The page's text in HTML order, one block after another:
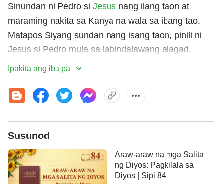
Sinundan ni Pedro si Jesus nang ilang taon at
maraming nakita sa Kanya na wala sa ibang tao.
Matapos Siyang sundan nang isang taon, pinili ni
Jesus si Pedro mula sa labindalawang alagad.
(Siyempre, hindi ito sinabi nang malakas ni Jesus,
Pedro ang kanyang sarili ayon sa lahat ng ginawa ni
Jesus. Higit sa lahat, ang mga mensaheng
ipinangaral ni Jesus ay nakaukit sa kanyang puso.
Lubos siyang naging dedikado at tapat kay Jesus,
at hindi siya kailanman nagsabi ng anumang mga
hinaing laban sa Kanya. Dahil doon, naging tapat
na kasama siya ni Jesus saanman Siya nagpunta.
Ipakita ang iba pa
Susunod
Araw-araw na mga Salita
ng Diyos: Pagkilala sa
Diyos | Sipi 84